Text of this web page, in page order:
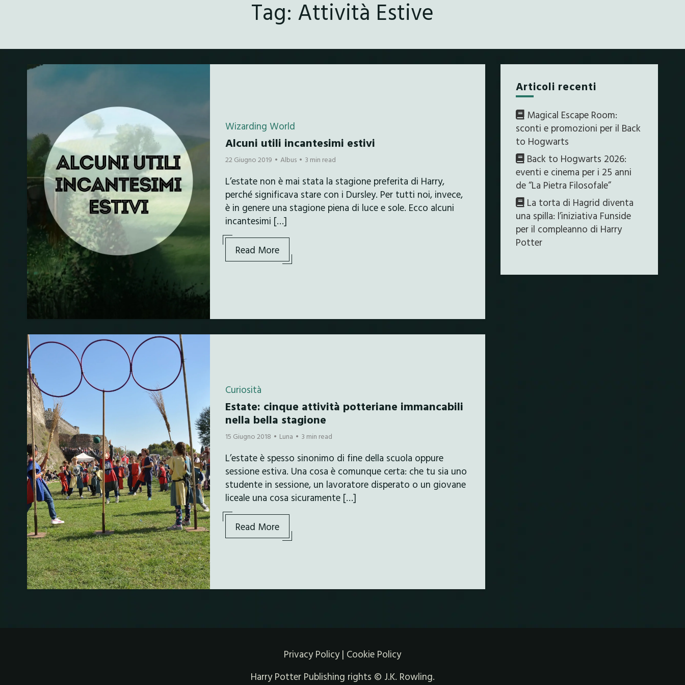
Tag: Attività Estive
Wizarding World
Alcuni utili incantesimi estivi
22 Giugno 2019 Albus 3 min read
L’estate non è mai stata la stagione preferita di Harry,
perché significava stare con i Dursley. Per tutti noi, invece,
è in genere una stagione piena di luce e sole. Ecco alcuni
incantesimi […]
Read More
Curiosità
Estate: cinque attività potteriane immancabili
nella bella stagione
15 Giugno 2018 Luna 3 min read
L’estate è spesso sinonimo di fine della scuola oppure
sessione estiva. Una cosa è comunque certa: che tu sia uno
studente in sessione, un lavoratore disperato o un giovane
liceale una cosa sicuramente […]
Read More
Articoli recenti
Magical Escape Room:
sconti e promozioni per il Back
to Hogwarts
Back to Hogwarts 2026:
eventi e cinema per i 25 anni
de “La Pietra Filosofale”
La torta di Hagrid diventa
una spilla: l’iniziativa Funside
per il compleanno di Harry
Potter
Privacy Policy| Cookie Policy
Harry Potter Publishing rights © J.K. Rowling.